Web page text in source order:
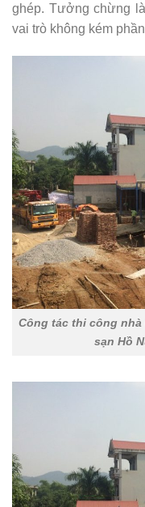
ghép. Tưởng chừng
vai trò không kém
Công tác thi công
sạn Hồ